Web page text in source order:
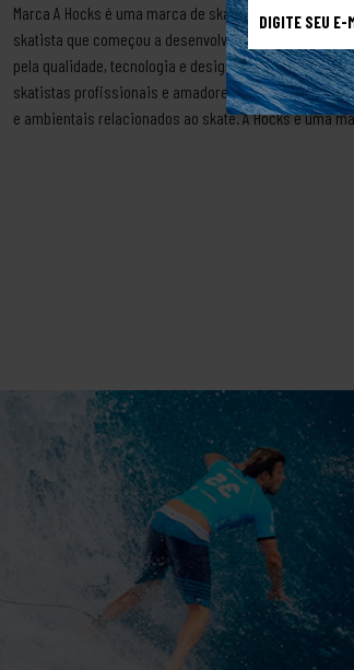
Marca A Hocks é uma marca de skate brasileira que
skatista que começou a desenvolver os produtos
pela qualidade, tecnologia e design dos seus tênis,
skatistas profissionais e amadores que representam
e ambientais relacionados ao skate. A Hocks é uma